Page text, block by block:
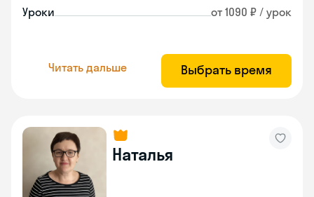
Уроки от 1090 ₽ / урок
Читать дальше Выбрать время
Наталья